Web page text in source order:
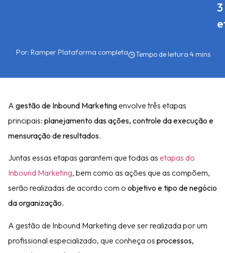
3
Por: Ramper Plataforma completa
A gestão de Inbound Marketingenvolve três etapas
principais: planejamento das ações, controle da execução e
mensuração de resultados.
Juntas essas etapas garantem que todas as etapas do
Inbound Marketing, bem como as ações que as compõem,
serão realizadas de acordo com o objetivo e tipo de negócio
da organização.
A gestão de Inbound Marketing deve ser realizada por um
profissional especializado, que conheça os processos,